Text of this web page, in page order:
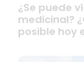
¿Se puede
medicinal?
posible hoy